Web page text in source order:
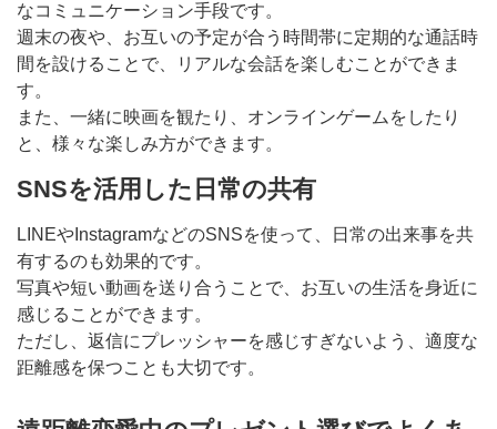
なコミュニケーション手段です。
週末の夜や、お互いの予定が合う時間帯に定期的な通話時
間を設けることで、リアルな会話を楽しむことができま
す。
また、一緒に映画を観たり、オンラインゲームをしたり
と、様々な楽しみ方ができます。
SNSを活用した日常の共有
LINEやInstagramなどのSNSを使って、日常の出来事を共
有するのも効果的です。
写真や短い動画を送り合うことで、お互いの生活を身近に
感じることができます。
ただし、返信にプレッシャーを感じすぎないよう、適度な
距離感を保つことも大切です。